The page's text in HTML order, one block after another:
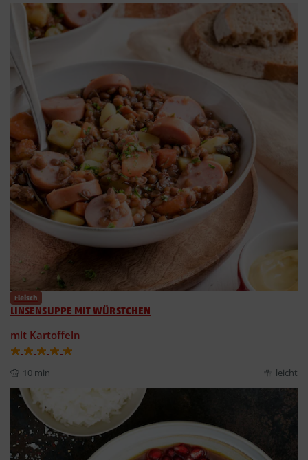
Fleisch
LINSENSUPPE MIT WÜRSTCHEN
mit Kartoffeln
10 min leicht